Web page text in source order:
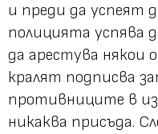
и преди да успеят
полицията
да арестува някои
кралят подписва
противниците в
никаква присъда.